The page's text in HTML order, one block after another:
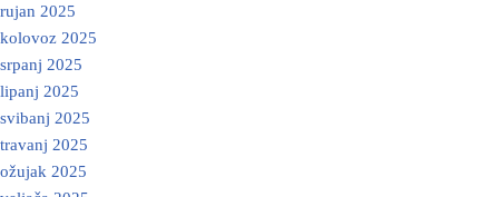
rujan 2025
kolovoz 2025
srpanj 2025
lipanj 2025
svibanj 2025
travanj 2025
ožujak 2025